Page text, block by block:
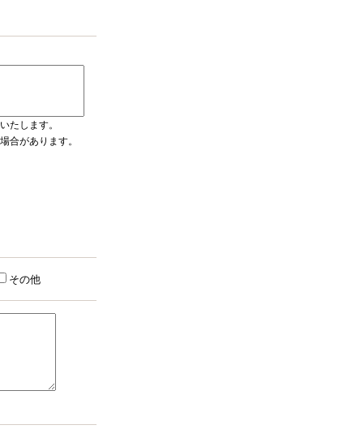
たします。
合があります。
その他